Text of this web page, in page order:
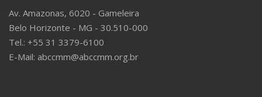
Av. Amazonas, 6020 - Gameleira
Belo Horizonte - MG - 30.510-000
Tel.: +55 31 3379-6100
E-Mail: abccmm@abccmm.org.br